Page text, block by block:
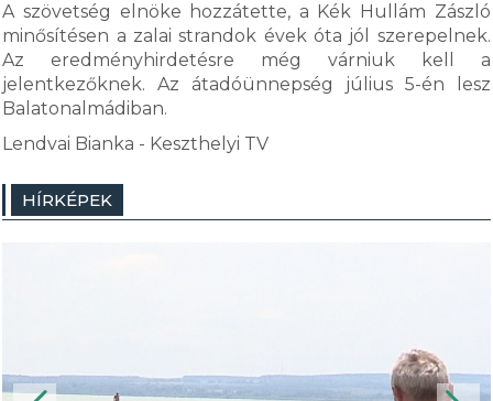
A szövetség elnöke hozzátette, a Kék Hullám Zászló
minősítésen a zalai strandok évek óta jól szerepelnek.
Az eredményhirdetésre még várniuk kell a
jelentkezőknek. Az átadóünnepség július 5-én lesz
Balatonalmádiban.
Lendvai Bianka - Keszthelyi TV
HÍRKÉPEK